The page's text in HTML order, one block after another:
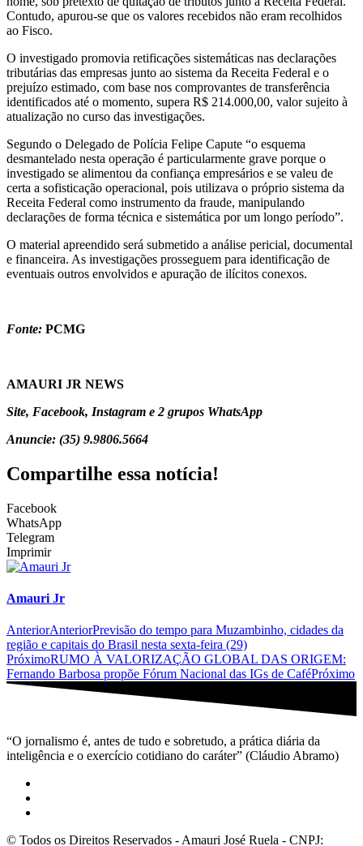
Contudo, apurou-se que os valores recebidos não eram recolhidos
ao Fisco.
O investigado promovia retificações sistemáticas nas declarações
tributárias das empresas junto ao sistema da Receita Federal e o
prejuízo estimado, com base nos comprovantes de transferência
identificados até o momento, supera R$ 214.000,00, valor sujeito à
atualização no curso das investigações.
Segundo o Delegado de Polícia Felipe Capute “o esquema
desmantelado nesta operação é particularmente grave porque o
investigado se alimentou da confiança empresários e se valeu de
certa a sofisticação operacional, pois utilizava o próprio sistema da
Receita Federal como instrumento da fraude, manipulando
declarações de forma técnica e sistemática por um longo período”.
O material apreendido será submetido a análise pericial, documental
e financeira. As investigações prosseguem para identificação de
eventuais outros envolvidos e apuração de ilícitos conexos.
Fonte: PCMG
AMAURI JR NEWS
Site, Facebook, Instagram e 2 grupos WhatsApp
Anuncie: (35) 9.9806.5664
Compartilhe essa notícia!
Facebook
WhatsApp
Telegram
Imprimir
Amauri Jr
AnteriorAnteriorPrevisão do tempo para Muzambinho, cidades da
região e capitais do Brasil nesta sexta-feira (29)
PróximoRUMO À VALORIZAÇÃO GLOBAL DAS ORIGEM:
Fernando Barbosa propõe Fórum Nacional das IGs de CaféPróximo
“O jornalismo é, antes de tudo e sobretudo, a prática diária da
inteligência e o exercício cotidiano do caráter” (Cláudio Abramo)
© Todos os Direitos Reservados - Amauri José Ruela - CNPJ: